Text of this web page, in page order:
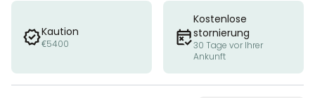
Kaution
€5400
Kostenlose
stornierung
30 Tage vor Ihrer
Ankunft